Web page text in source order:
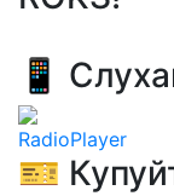
📱
RadioPlayer
🎫